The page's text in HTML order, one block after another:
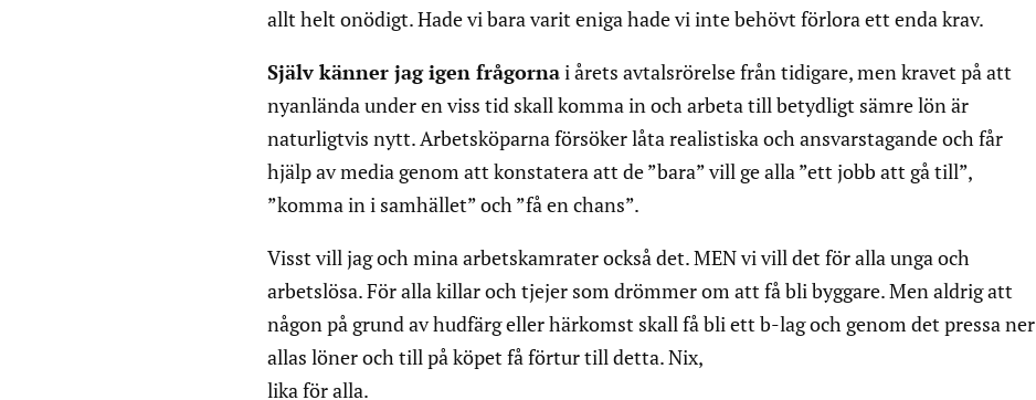
allt helt onödigt. Hade vi bara varit eniga hade vi inte behövt förlora ett enda krav.
Själv känner jag igen frågornai årets avtalsrörelse från tidigare, men kravet på att
nyanlända under en viss tid skall komma in och arbeta till betydligt sämre lön är
naturligtvis nytt. Arbetsköparna försöker låta realistiska och ansvarstagande och får
hjälp av media genom att konstatera att de ”bara” vill ge alla ”ett jobb att gå till”,
”komma in i samhället” och ”få en chans”.
Visst vill jag och mina arbetskamrater också det. MEN vi vill det för alla unga och
arbetslösa. För alla killar och tjejer som drömmer om att få bli byggare. Men aldrig att
någon på grund av hudfärg eller härkomst skall få bli ett b-lag och genom det pressa ner
allas löner och till på köpet få förtur till detta. Nix,
lika för alla.